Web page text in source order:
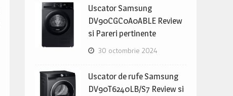
Uscator Samsung
DV90CGC0A0ABLE Review
si Pareri pertinente
30 octombrie 2024
Uscator de rufe Samsung
DV90T6240LB/S7 Review si